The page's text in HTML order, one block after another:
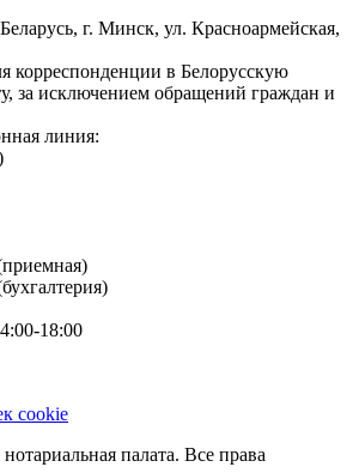
г. Минск, ул. Красноармейская,
корреспонденции в Белорусскую
за исключением обращений граждан и
линия:
18:00
cookie
палата. Все права